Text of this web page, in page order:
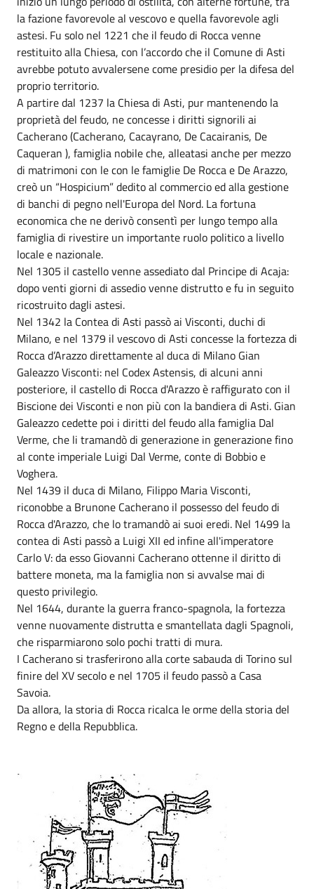
la fazione favorevole al vescovo e quella favorevole agli
astesi. Fu solo nel 1221 che il feudo di Rocca venne
restituito alla Chiesa, con l’accordo che il Comune di Asti
avrebbe potuto avvalersene come presidio per la difesa del
proprio territorio.
A partire dal 1237 la Chiesa di Asti, pur mantenendo la
proprietà del feudo, ne concesse i diritti signorili ai
Cacherano (Cacherano, Cacayrano, De Cacairanis, De
Caqueran ), famiglia nobile che, alleatasi anche per mezzo
di matrimoni con le con le famiglie De Rocca e De Arazzo,
creò un “Hospicium” dedito al commercio ed alla gestione
di banchi di pegno nell'Europa del Nord. La fortuna
economica che ne derivò consentì per lungo tempo alla
famiglia di rivestire un importante ruolo politico a livello
locale e nazionale.
Nel 1305 il castello venne assediato dal Principe di Acaja:
dopo venti giorni di assedio venne distrutto e fu in seguito
ricostruito dagli astesi.
Nel 1342 la Contea di Asti passò ai Visconti, duchi di
Milano, e nel 1379 il vescovo di Asti concesse la fortezza di
Rocca d’Arazzo direttamente al duca di Milano Gian
Galeazzo Visconti: nel Codex Astensis, di alcuni anni
posteriore, il castello di Rocca d'Arazzo è raffigurato con il
Biscione dei Visconti e non più con la bandiera di Asti. Gian
Galeazzo cedette poi i diritti del feudo alla famiglia Dal
Verme, che li tramandò di generazione in generazione fino
al conte imperiale Luigi Dal Verme, conte di Bobbio e
Voghera.
Nel 1439 il duca di Milano, Filippo Maria Visconti,
riconobbe a Brunone Cacherano il possesso del feudo di
Rocca d'Arazzo, che lo tramandò ai suoi eredi. Nel 1499 la
contea di Asti passò a Luigi XII ed infine all'imperatore
Carlo V: da esso Giovanni Cacherano ottenne il diritto di
battere moneta, ma la famiglia non si avvalse mai di
questo privilegio.
Nel 1644, durante la guerra franco-spagnola, la fortezza
venne nuovamente distrutta e smantellata dagli Spagnoli,
che risparmiarono solo pochi tratti di mura.
I Cacherano si trasferirono alla corte sabauda di Torino sul
finire del XV secolo e nel 1705 il feudo passò a Casa
Savoia.
Da allora, la storia di Rocca ricalca le orme della storia del
Regno e della Repubblica.